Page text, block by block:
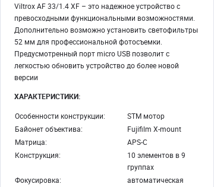
Viltrox AF 33/1.4 XF – это надежное устройство с
превосходными функциональными возможностями.
Дополнительно возможно установить светофильтры
52 мм для профессиональной фотосъемки.
Предусмотренный порт micro USB позволит с
легкостью обновить устройство до более новой
версии
ХАРАКТЕРИСТИКИ:
Особенности конструкции:
STM мотор
Байонет объектива:
Fujifilm X-mount
Матрица:
APS-C
Конструкция:
10 элементов в 9
группах
Фокусировка:
автоматическая